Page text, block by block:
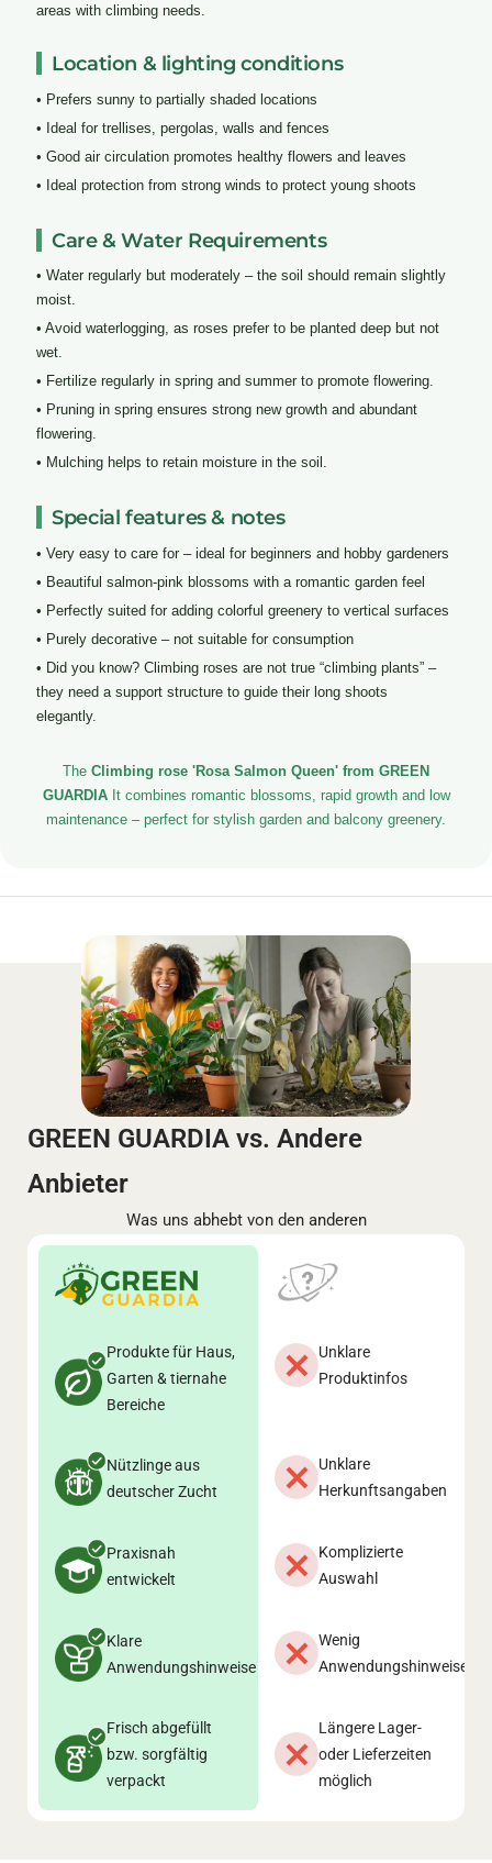
areas with climbing needs.
Location & lighting conditions
• Prefers sunny to partially shaded locations
• Ideal for trellises, pergolas, walls and fences
• Good air circulation promotes healthy flowers and leaves
• Ideal protection from strong winds to protect young shoots
Care & Water Requirements
• Water regularly but moderately – the soil should remain slightly
moist.
• Avoid waterlogging, as roses prefer to be planted deep but not
wet.
• Fertilize regularly in spring and summer to promote flowering.
• Pruning in spring ensures strong new growth and abundant
flowering.
• Mulching helps to retain moisture in the soil.
Special features & notes
• Very easy to care for – ideal for beginners and hobby gardeners
• Beautiful salmon-pink blossoms with a romantic garden feel
• Perfectly suited for adding colorful greenery to vertical surfaces
• Purely decorative – not suitable for consumption
• Did you know? Climbing roses are not true “climbing plants” –
they need a support structure to guide their long shoots
elegantly.
The Climbing rose 'Rosa Salmon Queen' from GREEN
GUARDIAIt combines romantic blossoms, rapid growth and low
maintenance – perfect for stylish garden and balcony greenery.
GREEN GUARDIA vs. Andere
Anbieter
Was uns abhebt von den anderen
Produkte für Haus,
Garten & tiernahe
Bereiche
Unklare
Produktinfos
Nützlinge aus
deutscher Zucht
Unklare
Herkunftsangaben
Praxisnah
entwickelt
Komplizierte
Auswahl
Klare
Anwendungshinweise
Wenig
Anwendungshinweise
Frisch abgefüllt
bzw. sorgfältig
verpackt
Längere Lager-
oder Lieferzeiten
möglich